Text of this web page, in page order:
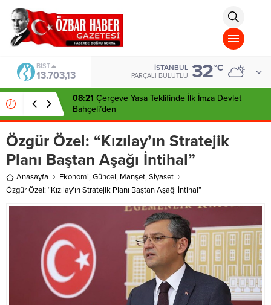
islami
chat
omegla
türk
sohbet
cinsel
sohbet
dini
chat
BIST
13.703,13
İSTANBUL
PARÇALI BULUTLU 32°C
08:21 Çerçeve Yasa Teklifinde İlk İmza Devlet
Bahçeli’den
Özgür Özel: “Kızılay’ın Stratejik
Planı Baştan Aşağı İntihal”
Anasayfa Ekonomi,Güncel, Manşet,Siyaset
Özgür Özel: “Kızılay’ın Stratejik Planı Baştan Aşağı İntihal”